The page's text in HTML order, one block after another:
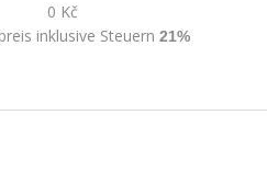
0 Kč
inklusive Steuern 21%